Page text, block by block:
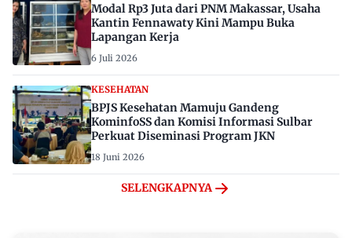
Modal Rp3 Juta dari PNM Makassar, Usaha
Kantin Fennawaty Kini Mampu Buka
Lapangan Kerja
6 Juli 2026
KESEHATAN
BPJS Kesehatan Mamuju Gandeng
KominfoSS dan Komisi Informasi Sulbar
Perkuat Diseminasi Program JKN
18 Juni 2026
SELENGKAPNYA